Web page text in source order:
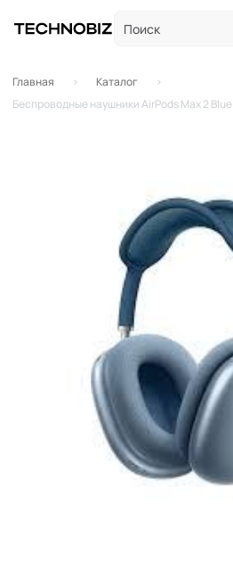
Главная
Каталог